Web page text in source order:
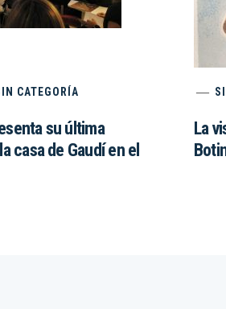
CATEGORÍA
su última
casa de Gaudí en el
La